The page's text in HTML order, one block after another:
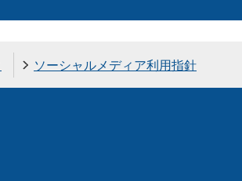
ソーシャルメディア利用指針